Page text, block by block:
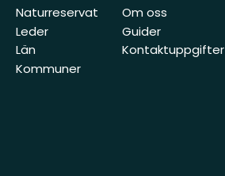
Naturreservat
Leder
Län
Kommuner
Om oss
Guider
Kontaktuppgifter